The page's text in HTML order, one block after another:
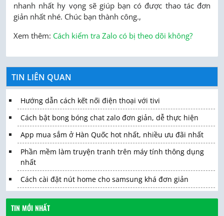
nhanh nhất hy vọng sẽ giúp bạn có được thao tác đơn
giản nhất nhé. Chúc bạn thành công.,
Xem thêm: Cách kiểm tra Zalo có bị theo dõi không?
TIN LIÊN QUAN
Hướng dẫn cách kết nối điện thoại với tivi
Cách bật bong bóng chat zalo đơn giản, dễ thực hiện
App mua sắm ở Hàn Quốc hot nhất, nhiều ưu đãi nhất
Phần mềm làm truyện tranh trên máy tính thông dụng
nhất
Cách cài đặt nút home cho samsung khá đơn giản
TIN MỚI NHẤT